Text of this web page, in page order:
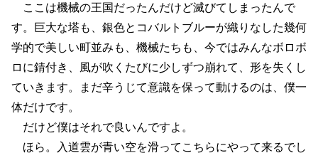
ここは機械の王国だったんだけど滅びてしまったんで
す。巨大な塔も、銀色とコバルトブルーが織りなした幾何
学的で美しい町並みも、機械たちも、今ではみんなボロボ
ロに錆付き、風が吹くたびに少しずつ崩れて、形を失くし
ていきます。まだ辛うじて意識を保って動けるのは、僕一
体だけです。
だけど僕はそれで良いんですよ。
ほら。入道雲が青い空を滑ってこちらにやって来るでし